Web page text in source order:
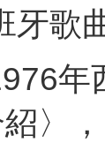
歌
年
〉，